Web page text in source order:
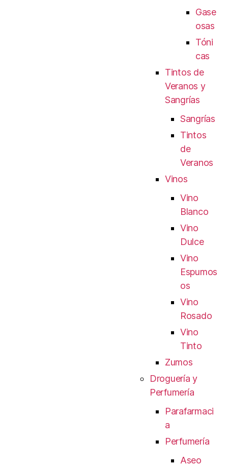
Gase
osas
Tóni
cas
Tintos de
Veranos y
Sangrías
Sangrías
Tintos
de
Veranos
Vinos
Vino
Blanco
Vino
Dulce
Vino
Espumos
os
Vino
Rosado
Vino
Tinto
Zumos
Droguería y
Perfumería
Parafarmaci
a
Perfumería
Aseo